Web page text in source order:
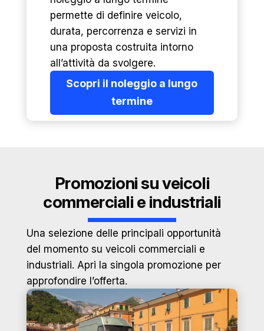
permette di definire veicolo,
durata, percorrenza e servizi in
una proposta costruita intorno
all’attività da svolgere.
Scopri il noleggio a lungo
termine
Promozioni su veicoli
commerciali e industriali
Una selezione delle principali opportunità
del momento su veicoli commerciali e
industriali. Apri la singola promozione per
approfondire l’offerta.